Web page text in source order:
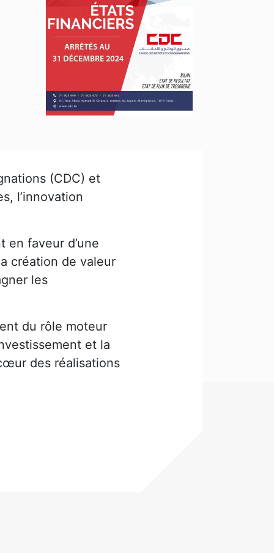
(CDC) et
l’innovation
en faveur d’une
création de valeur
les
du rôle moteur
et la
des réalisations